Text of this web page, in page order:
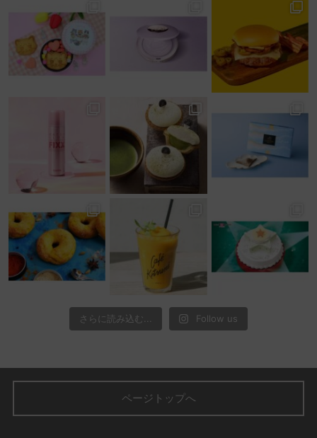
さらに読み込む... Follow us
ページトップへ